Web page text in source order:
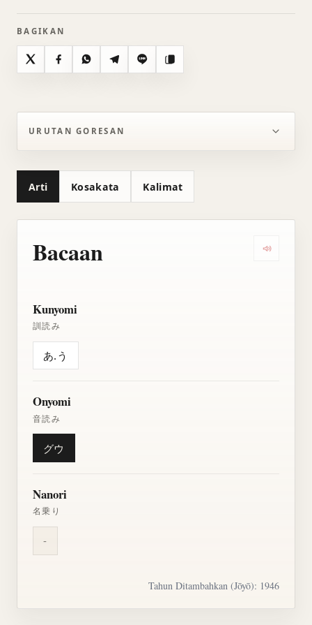
BAGIKAN
X FacebookWhatsAppTelegramLine Salin
URUTAN GORESAN
Arti Kosakata Kalimat
Bacaan
Kunyomi
訓読み
あ.う
Onyomi
音読み
グウ
Nanori
名乗り
-
Tahun Ditambahkan (Jōyō): 1946